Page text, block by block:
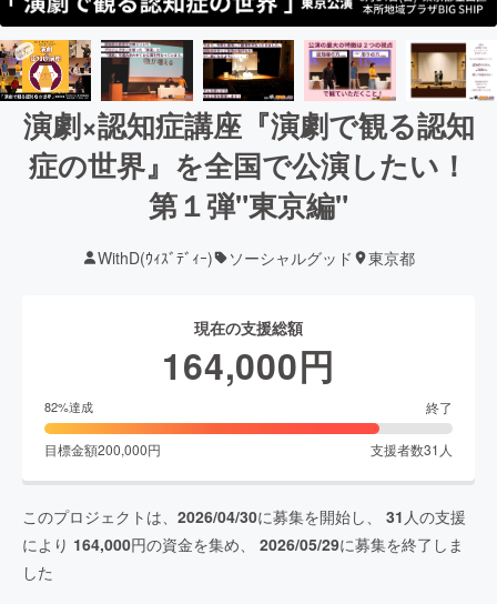
演劇×認知症講座『演劇で観る認知
症の世界』を全国で公演したい！
第１弾"東京編"
WithD(ｳｨｽﾞﾃﾞｨｰ) ソーシャルグッド 東京都
現在の支援総額
164,000円
82%達成 終了
目標金額200,000円 支援者数31 人
このプロジェクトは、 2026/04/30に募集を開始し、 31 人の支援
により 164,000円の資金を集め、 2026/05/29に募集を終了しま
した